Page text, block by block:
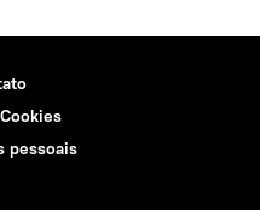
pessoais